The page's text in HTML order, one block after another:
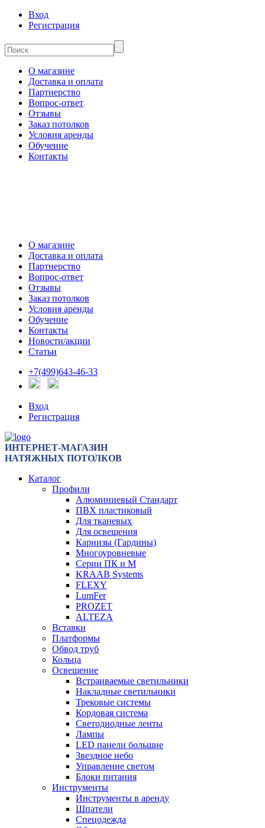
Вход
Регистрация
О магазине
Доставка и оплата
Партнерство
Вопрос-ответ
Отзывы
Заказ потолков
Условия аренды
Обучение
Контакты
О магазине
Доставка и оплата
Партнерство
Вопрос-ответ
Отзывы
Заказ потолков
Условия аренды
Обучение
Контакты
Новости/акции
Статьи
+7(499)643-46-33
Вход
Регистрация
ИНТЕРНЕТ-МАГАЗИН
НАТЯЖНЫХ ПОТОЛКОВ
Каталог
Профили
Алюминиевый Стандарт
ПВХ пластиковый
Для тканевых
Для освещения
Карнизы (Гардины)
Многоуровневые
Серии ПК и М
KRAAB Systems
FLEXY
LumFer
PROZET
ALTEZA
Вставки
Платформы
Обвод труб
Кольца
Освещение
Встраиваемые светильники
Накладные светильники
Трековые системы
Кордовая система
Светодиодные ленты
Лампы
LED панели большие
Звездное небо
Управление светом
Блоки питания
Инструменты
Инструменты в аренду
Шпатели
Спецодежда